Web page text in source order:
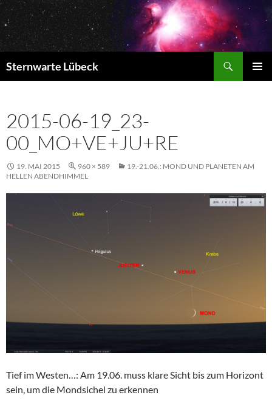
Zum
Inhalt
springen
Sternwarte Lübeck
2015-06-19_23-
00_MO+VE+JU+RE
19. MAI 2015 960 × 589
19.-21.06.: MOND UND PLANETEN AM
HELLEN ABENDHIMMEL
Tief im Westen…: Am 19.06. muss klare Sicht bis zum Horizont
sein, um die Mondsichel zu erkennen